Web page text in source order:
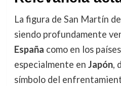
La figura de San Martín
siendo profundamente
España como en los
especialmente en Japón,
símbolo del